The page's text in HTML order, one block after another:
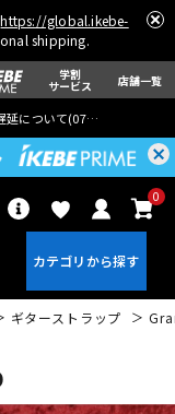
https://global.ikebe-
shipping.
学割
サービス 店舗一覧
延について(07月29日
0
ギターストラップ